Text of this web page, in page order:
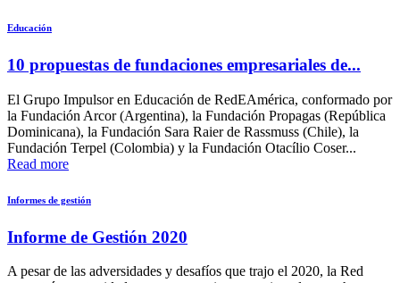
Educación
10 propuestas de fundaciones empresariales de...
El Grupo Impulsor en Educación de RedEAmérica, conformado por
la Fundación Arcor (Argentina), la Fundación Propagas (República
Dominicana), la Fundación Sara Raier de Rassmuss (Chile), la
Fundación Terpel (Colombia) y la Fundación Otacílio Coser...
Read more
Informes de gestión
Informe de Gestión 2020
A pesar de las adversidades y desafíos que trajo el 2020, la Red